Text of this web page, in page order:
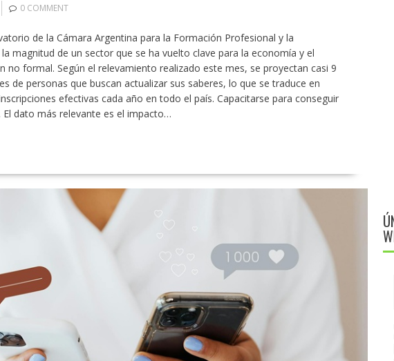
0 COMMENT
de la Cámara Argentina para la Formación Profesional y la
magnitud de un sector que se ha vuelto clave para la economía y el
no formal. Según el relevamiento realizado este mes, se proyectan casi 9
de personas que buscan actualizar sus saberes, lo que se traduce en
efectivas cada año en todo el país. Capacitarse para conseguir
dato más relevante es el impacto…